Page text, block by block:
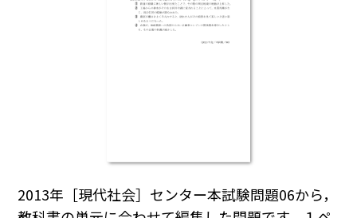
2013年［現代社会］センター本試験問題06から，